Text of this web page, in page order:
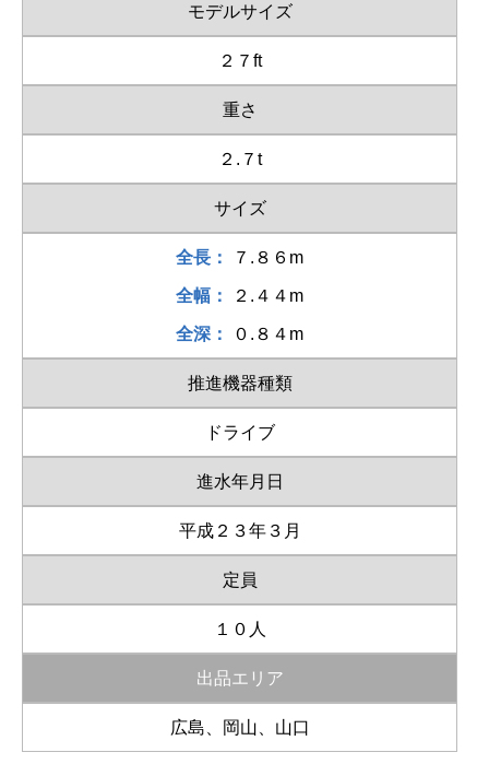
モデルサイズ
２７ft
重さ
２.７t
サイズ
全長： ７.８６m
全幅： ２.４４m
全深： ０.８４m
推進機器種類
ドライブ
進水年月日
平成２３年３月
定員
１０人
出品エリア
広島、岡山、山口